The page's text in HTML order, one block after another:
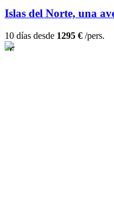
Islas del Norte, una
10 días desde 1295 € /pers.